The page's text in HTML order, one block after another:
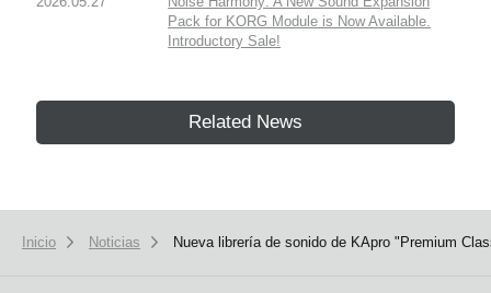
Pack for KORG Module is Now Available.
Introductory Sale!
Related News
Inicio Noticias Nueva librería de sonido de KApro "Premium